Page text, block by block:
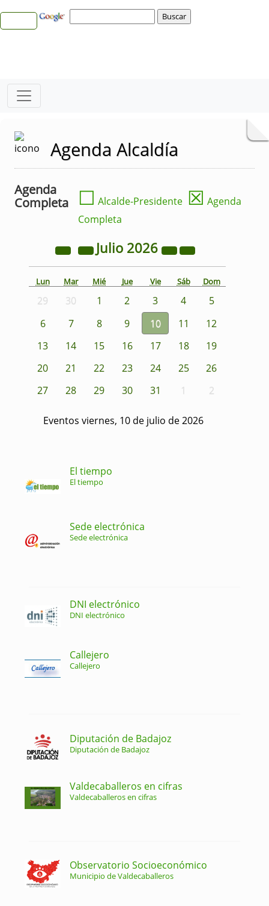
Agenda Alcaldía
Agenda
Completa
☐ Alcalde-Presidente ☒ Agenda
Completa
Julio 2026
Lun Mar Mié Jue Vie Sáb Dom
29 30 1 2 3 4
5
6
7 8 9 10 11
12
13
14 15 16 17 18
19
20
21 22 23 24 25
26
27
28 29 30 31 1 2
Eventos viernes, 10 de julio de 2026
El tiempo
El tiempo
Sede electrónica
Sede electrónica
DNI electrónico
DNI electrónico
Callejero
Callejero
Diputación de Badajoz
Diputación de Badajoz
Valdecaballeros en cifras
Valdecaballeros en cifras
Observatorio Socioeconómico
Municipio de Valdecaballeros